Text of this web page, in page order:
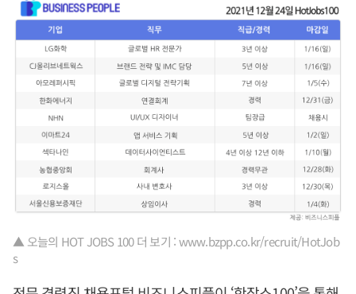
▲ 오늘의 HOT JOBS 100 더 보기 : www.bzpp.co.kr/recruit/HotJob
s